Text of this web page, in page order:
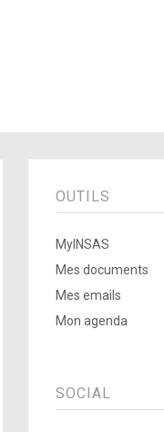
OUTILS
MyINSAS
Mes documents
Mes emails
Mon agenda
SOCIAL